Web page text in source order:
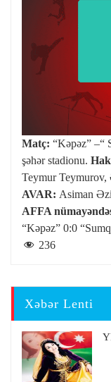
Matç: “Kəpəz” –“
şəhər stadionu.
Teymur
AVAR: Asiman
AFFA
“Kəpəz” 0:0
236
Xəbər Lenti